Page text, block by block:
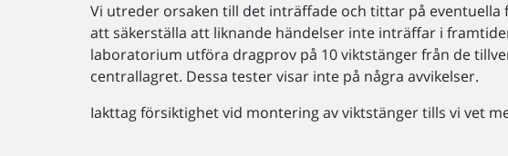
Vi utreder orsaken till det inträffade och tittar på
att säkerställa att liknande händelser inte inträffar i
laboratorium utföra dragprov på 10 viktstänger från de
centrallagret. Dessa tester visar inte på några avvikelser.
Iakttag försiktighet vid montering av viktstänger tills vi vet